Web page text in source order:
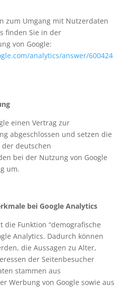
zum Umgang mit Nutzerdaten
finden Sie in der
von Google:
analytics/answer/600424
einen Vertrag zur
abgeschlossen und setzen die
deutschen
bei der Nutzung von Google
um.
bei Google Analytics
die Funktion “demografische
Analytics. Dadurch können
die Aussagen zu Alter,
der Seitenbesucher
stammen aus
Werbung von Google sowie aus